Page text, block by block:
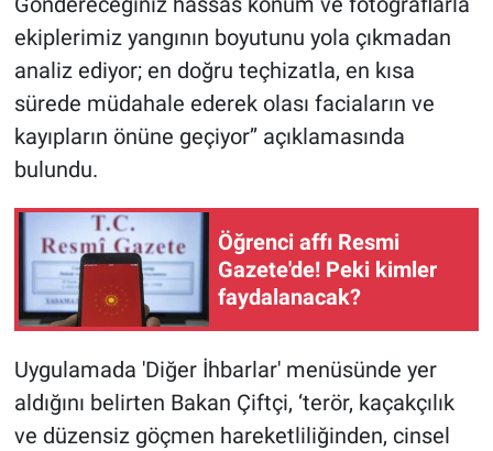
ekiplerimiz yangının boyutunu yola çıkmadan
analiz ediyor; en doğru teçhizatla, en kısa
sürede müdahale ederek olası faciaların ve
kayıpların önüne geçiyor’’ açıklamasında
bulundu.
Öğrenci affı Resmi
Gazete'de! Peki kimler
faydalanacak?
Uygulamada 'Diğer İhbarlar' menüsünde yer
aldığını belirten Bakan Çiftçi, ‘terör, kaçakçılık
ve düzensiz göçmen hareketliliğinden, cinsel